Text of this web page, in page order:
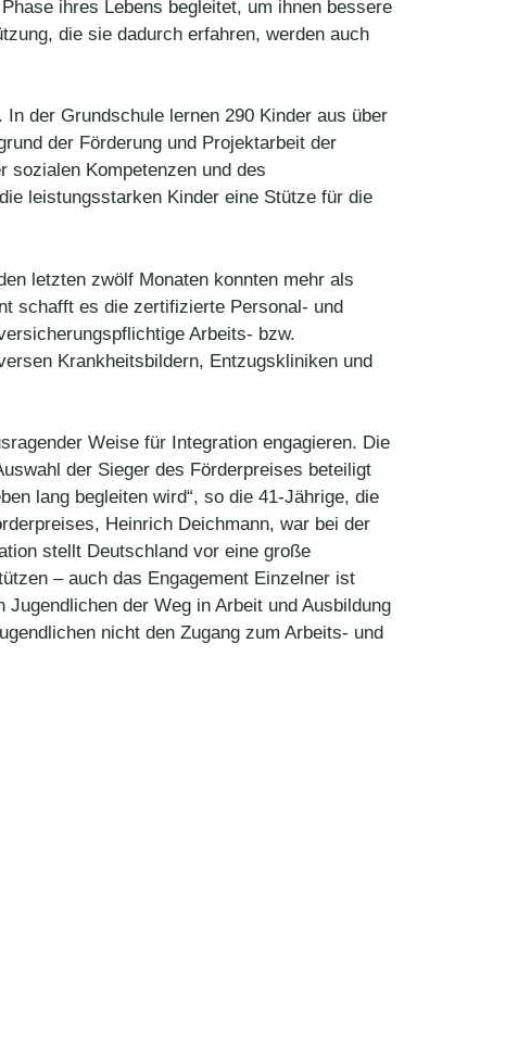
ihres Lebens begleitet, um ihnen bessere
die sie dadurch erfahren, werden auch
In der Grundschule lernen 290 Kinder aus über
der Förderung und Projektarbeit der
sozialen Kompetenzen und des
leistungsstarken Kinder eine Stütze für die
letzten zwölf Monaten konnten mehr als
schafft es die zertifizierte Personal- und
Arbeits- bzw.
Krankheitsbildern, Entzugskliniken und
Weise für Integration engagieren. Die
der Sieger des Förderpreises beteiligt
lang begleiten wird“, so die 41-Jährige, die
Heinrich Deichmann, war bei der
stellt Deutschland vor eine große
– auch das Engagement Einzelner ist
der Weg in Arbeit und Ausbildung
nicht den Zugang zum Arbeits- und